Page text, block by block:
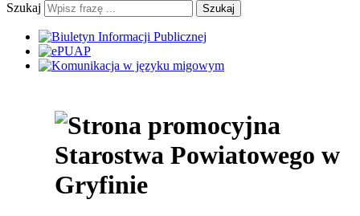
Szukaj Szukaj